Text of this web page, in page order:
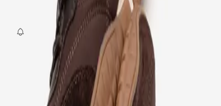
SEPETE EKLE
Fırsat Kombini Componenti Buraya Gelecek